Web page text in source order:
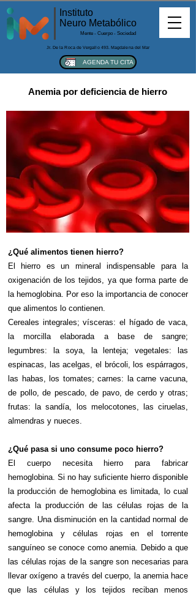
Instituto
Neuro Metabólico
Mente - Cuerpo - Sociedad
Jr. De la Roca de Vergallo 493. Magdalena del Mar
AGENDA TU CITA
Anemia por deficiencia de hierro
¿Qué alimentos tienen hierro?
El hierro es un mineral indispensable para la
oxigenación de los tejidos, ya que forma parte de
la hemoglobina. Por eso la importancia de conocer
que alimentos lo contienen.
Cereales integrales; vísceras: el hígado de vaca,
la morcilla elaborada a base de sangre;
legumbres: la soya, la lenteja; vegetales: las
espinacas, las acelgas, el brócoli, los espárragos,
las habas, los tomates; carnes: la carne vacuna,
de pollo, de pescado, de pavo, de cerdo y otras;
frutas: la sandía, los melocotones, las ciruelas,
almendras y nueces.
¿Qué pasa si uno consume poco hierro?
El cuerpo necesita hierro para fabricar
hemoglobina. Si no hay suficiente hierro disponible
la producción de hemoglobina es limitada, lo cual
afecta la producción de las células rojas de la
sangre. Una disminución en la cantidad normal de
hemoglobina y células rojas en el torrente
sanguíneo se conoce como anemia. Debido a que
las células rojas de la sangre son necesarias para
llevar oxígeno a través del cuerpo, la anemia hace
que las células y los tejidos reciban menos